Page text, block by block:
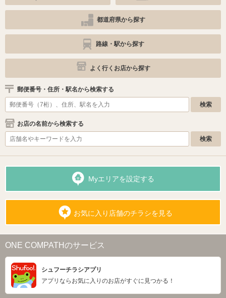
都道府県から探す
路線・駅から探す
よく行くお店から探す
郵便番号・住所・駅名から検索する
お店の名前から検索する
Myエリアを設定する
お気に入り店舗のチラシを見る
ONE COMPATHのサービス
シュフーチラシアプリ
アプリならお気に入りのお店がすぐに見つかる！